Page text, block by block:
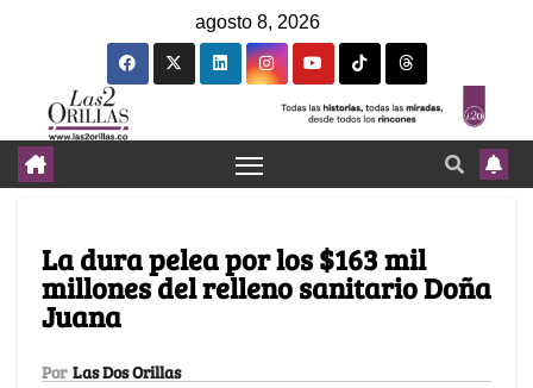
agosto 8, 2026
La dura pelea por los $163 mil
millones del relleno sanitario Doña
Juana
Por Las Dos Orillas